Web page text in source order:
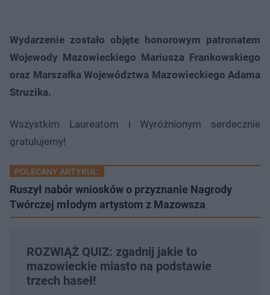
Wydarzenie zostało objęte honorowym patronatem
Wojewody Mazowieckiego Mariusza Frankowskiego
oraz Marszałka Województwa Mazowieckiego Adama
Struzika.
Wszystkim Laureatom i Wyróżnionym serdecznie
gratulujemy!
POLECANY ARTYKUŁ:
Ruszył nabór wniosków o przyznanie Nagrody
Twórczej młodym artystom z Mazowsza
ROZWIĄŻ QUIZ: zgadnij jakie to
mazowieckie miasto na podstawie
trzech haseł!